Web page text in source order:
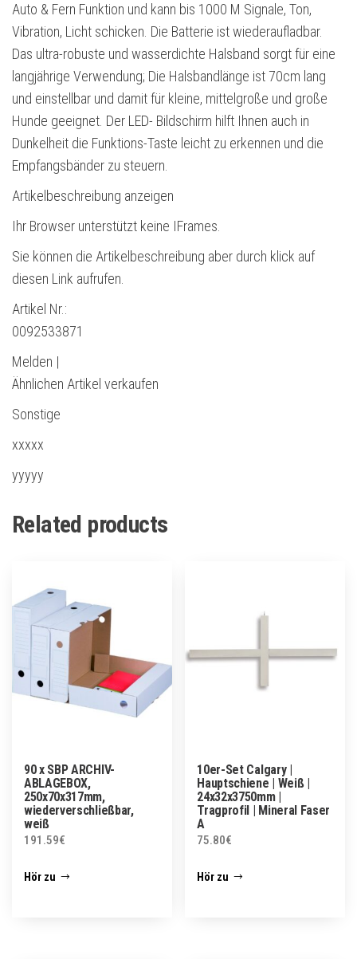
Auto & Fern Funktion und kann bis 1000 M Signale, Ton,
Vibration, Licht schicken. Die Batterie ist wiederaufladbar.
Das ultra-robuste und wasserdichte Halsband sorgt für eine
langjährige Verwendung; Die Halsbandlänge ist 70cm lang
und einstellbar und damit für kleine, mittelgroße und große
Hunde geeignet. Der LED- Bildschirm hilft Ihnen auch in
Dunkelheit die Funktions-Taste leicht zu erkennen und die
Empfangsbänder zu steuern.
Artikelbeschreibung anzeigen
Ihr Browser unterstützt keine IFrames.
Sie können die Artikelbeschreibung aber durch klick auf
diesen Link aufrufen.
Artikel Nr.:
0092533871
Melden |
Ähnlichen Artikel verkaufen
Sonstige
xxxxx
yyyyy
Related products
90 x SBP ARCHIV-
ABLAGEBOX,
250x70x317mm,
wiederverschließbar,
weiß
191.59€
Hör zu
10er-Set Calgary |
Hauptschiene | Weiß |
24x32x3750mm |
Tragprofil | Mineral Faser
A
75.80€
Hör zu